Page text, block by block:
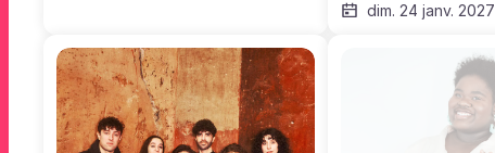
dim. 24 janv. 2027